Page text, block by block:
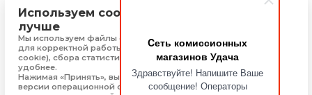
Cеть комиссионных
магазинов Удача
Здравствуйте! Напишите Ваше
сообщение! Операторы
© 2025 «Удача» | Франчайзинговая сеть
Политика конфиденциальности
Присоединяйтесь
Используем cookie, чтобы сайт работал
лучше
Мы используем файлы cookie, Яндекс Метрику и 1С-Битрикс
для корректной работы сайта (технически необходимые
cookie), сбора статистики, чтобы сайт работал быстрее и
удобнее.
Нажимая «Принять», вы соглашаетесь на обработку: типа,
версии операционной системы и браузера, технических